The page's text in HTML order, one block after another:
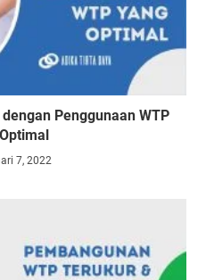
Penggunaan WTP
7, 2022